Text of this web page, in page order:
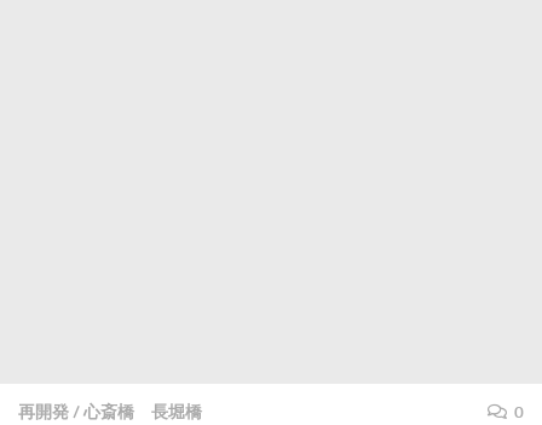
再開発/心斎橋 長堀橋 0